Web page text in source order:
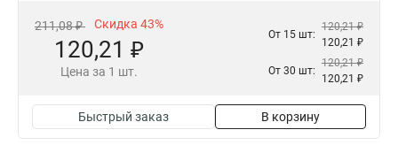
211,08 ₽ Скидка 43%
120,21 ₽
Цена за 1 шт.
От 15 шт:
120,21 ₽
120,21 ₽
От 30 шт:
120,21 ₽
120,21 ₽
Быстрый заказ В корзину